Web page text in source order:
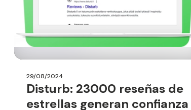
29/08/2024
Disturb: 23000 reseñas de
estrellas generan confianza